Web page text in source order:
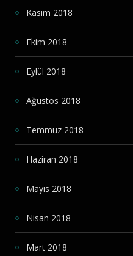
Kasım 2018
Ekim 2018
Eylül 2018
Ağustos 2018
Temmuz 2018
Haziran 2018
Mayıs 2018
Nisan 2018
Mart 2018